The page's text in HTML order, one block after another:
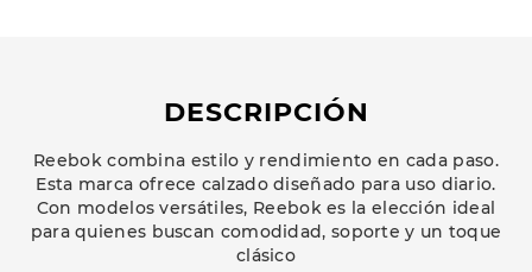
DESCRIPCIÓN
Reebok combina estilo y rendimiento en cada paso.
Esta marca ofrece calzado diseñado para uso diario.
Con modelos versátiles, Reebok es la elección ideal
para quienes buscan comodidad, soporte y un toque
clásico